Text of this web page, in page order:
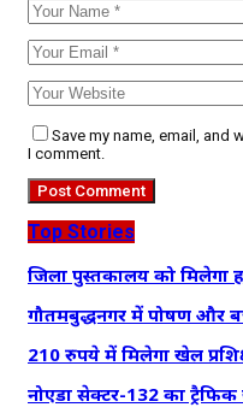
Save my name, email, and
I comment.
Top Stories
जिला पुस्तकालय को मिलेगा
गौतमबुद्धनगर में पोषण और
210 रुपये में मिलेगा खेल
नोएडा सेक्टर-132 का